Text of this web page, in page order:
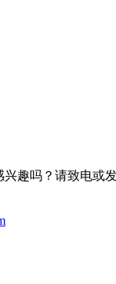
趣吗？请致电或